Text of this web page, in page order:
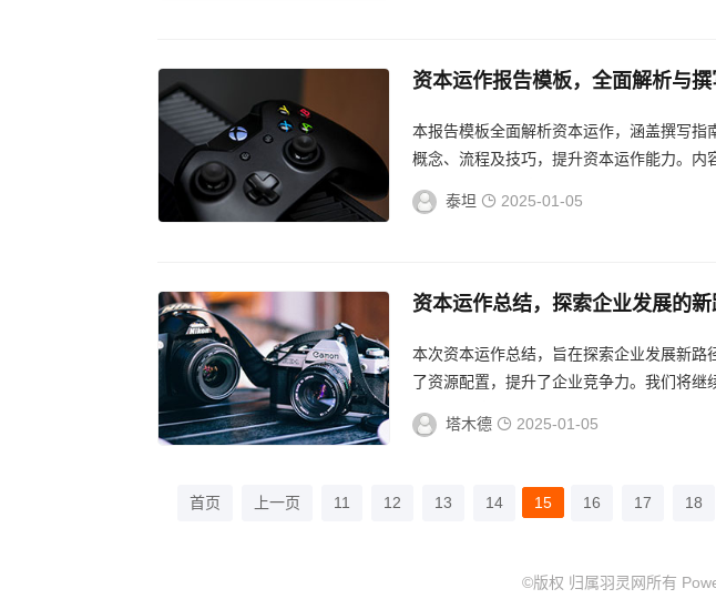
资本运作报告模板，全面解析与
本报告模板全面解析资本运作，涵盖撰写
概念、流程及技巧，提升资本运作能力。内
领域专业人士阅读。...
泰坦
2025-01-05
资本运作总结，探索企业发展的
本次资本运作总结，旨在探索企业发展新
了资源配置，提升了企业竞争力。我们将继
力企业持续壮大。...
塔木德
2025-01-05
首页 上一页 11 12 13 14 15 16 17 18
©版权 归属羽灵网所有